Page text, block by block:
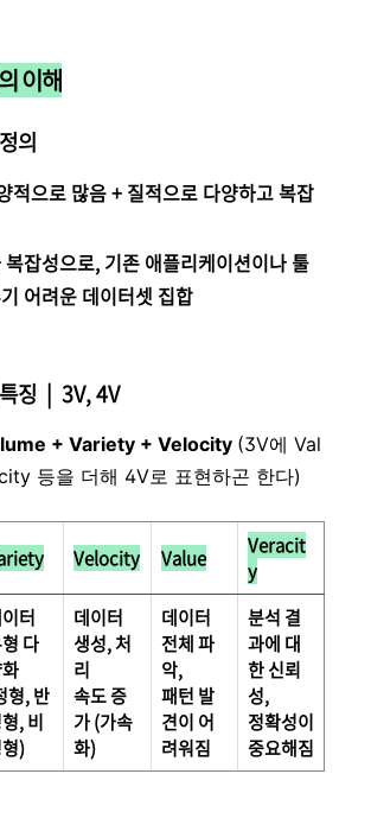
이해
의
적으로 많음 + 질적으로 다양하고 복잡
잡성으로, 기존 애플리케이션이나 툴
어려운 데이터셋 집합
징 | 3V, 4V
+ Variety + Velocity (3V에 Val
등을 더해 4V로 표현하곤 한다)
Velocity Value
Veracit
y
터
다
형, 반
, 비
)
데이터
생성, 처
리
속도 증
가 (가속
화)
데이터
전체 파
악,
패턴 발
견이 어
려워짐
분석 결
과에 대
한 신뢰
성,
정확성이
중요해짐